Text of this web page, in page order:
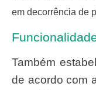
em decorrência de
Também estabelece a quantidade de plantões
de acordo com